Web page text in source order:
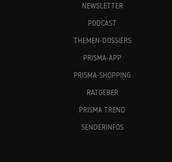
NEWSLETTER
PODCAST
THEMEN-DOSSIERS
PRISMA-APP
PRISMA-SHOPPING
RATGEBER
PRISMA TREND
SENDERINFOS